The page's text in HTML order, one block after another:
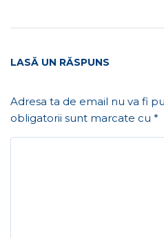
LASĂ UN RĂSPUNS
Adresa ta de email nu va fi
obligatorii sunt marcate cu *